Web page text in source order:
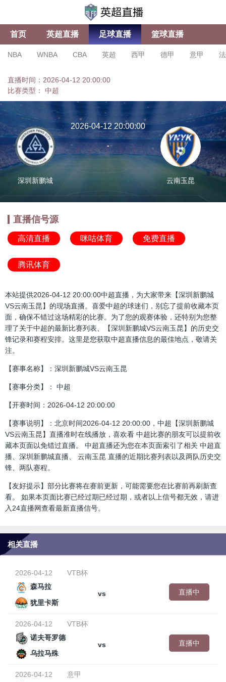
首页 英超直播 足球直播 篮球直播
NBA WNBA CBA 英超 西甲 德甲 意甲
亚冠杯
直播时间：2026-04-12 20:00:00
比赛类型： 中超
深圳新鹏城
2026-04-12 20:00:00
-
云南玉昆
直播信号源
高清直播 咪咕体育 免费直播
腾讯体育
本站提供2026-04-12 20:00:00中超直播，为大家带来【深圳新鹏城
VS云南玉昆】的现场直播。喜爱中超的球迷们，别忘了提前收藏本页
面，确保不错过这场精彩的比赛。为了您的观赛体验，还特别为您整
理了关于中超的最新比赛列表、【深圳新鹏城VS云南玉昆】的历史交
锋记录和赛程安排。这里是您获取中超直播信息的最佳地点，敬请关
注。
【赛事名称】：深圳新鹏城VS云南玉昆
【赛事分类】： 中超
【开赛时间：2026-04-12 20:00:00
【赛事说明】：北京时间2026-04-12 20:00:00，中超【深圳新鹏城
VS云南玉昆】直播准时在线播放，喜欢看 中超比赛的朋友可以提前收
藏本页面以免错过直播。 中超直播还为您在本页面索引了相关 中超直
播、深圳新鹏城直播、 云南玉昆 直播的近期比赛列表以及两队历史交
锋、两队赛程。
【友好提示】部分比赛将在赛前更新，可能需要您在比赛前再刷新查
看。 如果本页面比赛已经过期已经过期，或者以上信号都无效，请进
入24直播网查看最新直播信号。
相关直播
2026-04-12
VTB杯
森马拉
vs
犹里卡斯
直播中
2026-04-12
VTB杯
诺夫哥罗德
vs
乌拉马殊
直播中
2026-04-12
意甲